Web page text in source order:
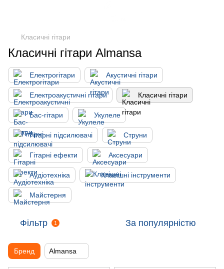
Класичні гітари
Класичні гітари Almansa
Електрогітари Акустичні гітари
Електроакустичні гітари Класичні гітари
Бас-гітари Укулеле
Гітарні підсилювачі Струни
Гітарні ефекти Аксесуари
Аудіотехніка Клавішні інструменти
Майстерня
Фільтр 1 За популярністю
Бренд Almansa